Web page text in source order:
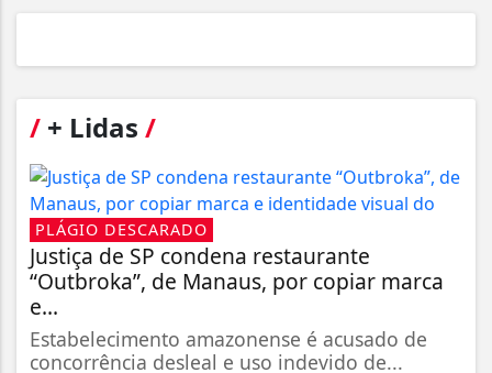
/ + Lidas /
PLÁGIO DESCARADO
Justiça de SP condena restaurante
“Outbroka”, de Manaus, por copiar marca
e...
Estabelecimento amazonense é acusado de
concorrência desleal e uso indevido de...